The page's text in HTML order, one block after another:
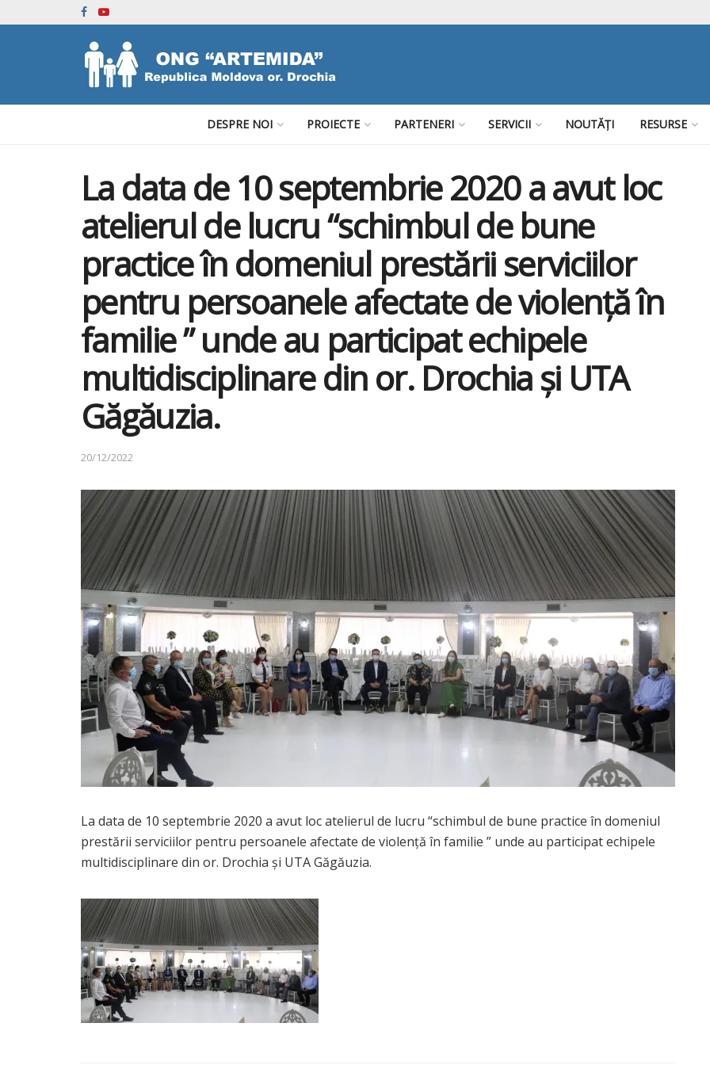
DESPRE NOI PROIECTE PARTENERI SERVICII NOUTĂȚI RESURSE
La data de 10 septembrie 2020 a avut loc
atelierul de lucru “schimbul de bune
practice în domeniul prestării serviciilor
pentru persoanele afectate de violență în
familie ” unde au participat echipele
multidisciplinare din or. Drochia și UTA
Găgăuzia.
20/12/2022
La data de 10 septembrie 2020 a avut loc atelierul de lucru “schimbul de bune practice în domeniul
prestării serviciilor pentru persoanele afectate de violență în familie ” unde au participat echipele
multidisciplinare din or. Drochia și UTA Găgăuzia.